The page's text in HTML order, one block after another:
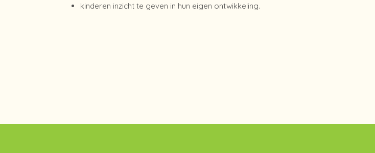
kinderen inzicht te geven in hun eigen ontwikkeling.